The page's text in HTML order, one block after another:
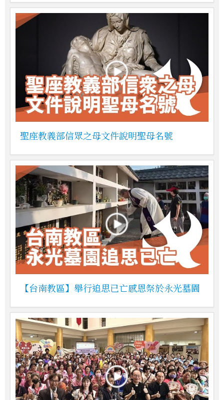
聖座教義部信眾之母文件說明聖母名號
【台南教區】舉行追思已亡感恩祭於永光墓園